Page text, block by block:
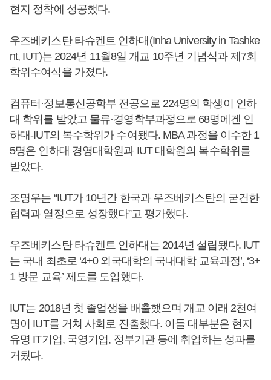
현지 정착에 성공했다.
우즈베키스탄 타슈켄트 인하대(Inha University in Tashke
nt, IUT)는 2024년 11월8일 개교 10주년 기념식과 제7회
학위수여식을 가졌다.
컴퓨터·정보통신공학부 전공으로 224명의 학생이 인하
대 학위를 받았고 물류·경영학부과정으로 68명에겐 인
하대-IUT의 복수학위가 수여됐다. MBA 과정을 이수한 1
5명은 인하대 경영대학원과 IUT 대학원의 복수학위를
받았다.
조명우는 “IUT가 10년간 한국과 우즈베키스탄의 굳건한
협력과 열정으로 성장했다”고 평가했다.
우즈베키스탄 타슈켄트 인하대는 2014년 설립됐다. IUT
는 국내 최초로 ‘4+0 외국대학의 국내대학 교육과정’, ‘3+
1 방문 교육’ 제도를 도입했다.
IUT는 2018년 첫 졸업생을 배출했으며 개교 이래 2천여
명이 IUT를 거쳐 사회로 진출했다. 이들 대부분은 현지
유명 IT기업, 국영기업, 정부기관 등에 취업하는 성과를
거뒀다.